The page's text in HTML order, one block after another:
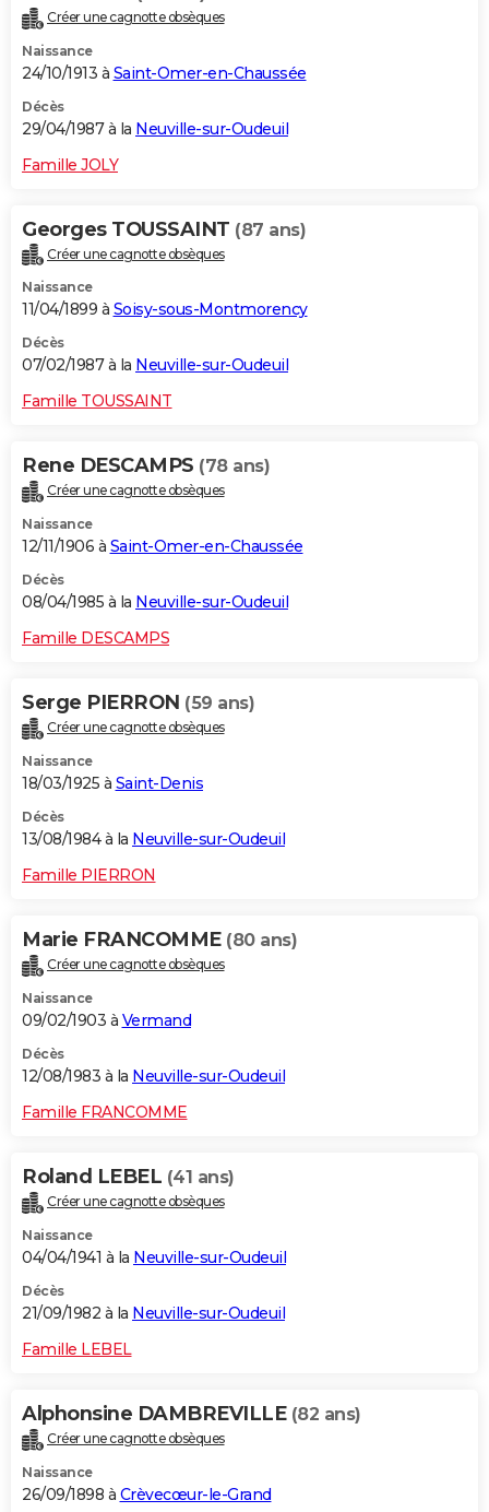
Créer une cagnotte obsèques
Naissance
24/10/1913 à Saint-Omer-en-Chaussée
Décès
29/04/1987 à la Neuville-sur-Oudeuil
Famille JOLY
Georges TOUSSAINT (87 ans)
Créer une cagnotte obsèques
Naissance
11/04/1899 à Soisy-sous-Montmorency
Décès
07/02/1987 à la Neuville-sur-Oudeuil
Famille TOUSSAINT
Rene DESCAMPS (78 ans)
Créer une cagnotte obsèques
Naissance
12/11/1906 à Saint-Omer-en-Chaussée
Décès
08/04/1985 à la Neuville-sur-Oudeuil
Famille DESCAMPS
Serge PIERRON (59 ans)
Créer une cagnotte obsèques
Naissance
18/03/1925 à Saint-Denis
Décès
13/08/1984 à la Neuville-sur-Oudeuil
Famille PIERRON
Marie FRANCOMME (80 ans)
Créer une cagnotte obsèques
Naissance
09/02/1903 à Vermand
Décès
12/08/1983 à la Neuville-sur-Oudeuil
Famille FRANCOMME
Roland LEBEL (41 ans)
Créer une cagnotte obsèques
Naissance
04/04/1941 à la Neuville-sur-Oudeuil
Décès
21/09/1982 à la Neuville-sur-Oudeuil
Famille LEBEL
Alphonsine DAMBREVILLE (82 ans)
Créer une cagnotte obsèques
Naissance
26/09/1898 à Crèvecœur-le-Grand